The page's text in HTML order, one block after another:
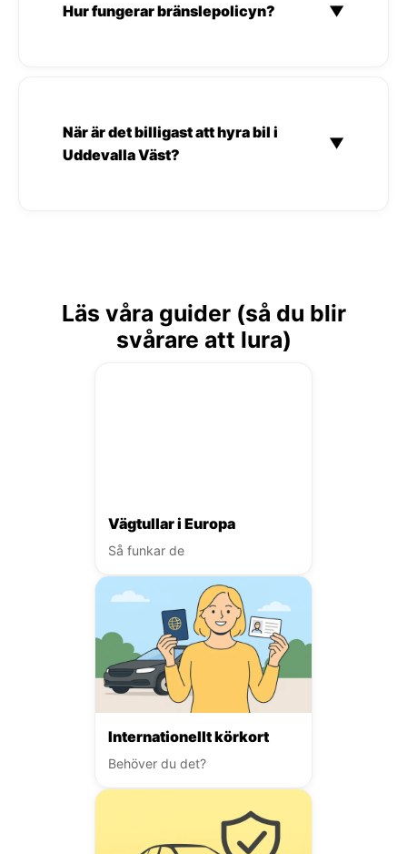
Hur fungerar bränslepolicyn? ▼
När är det billigast att hyra bil i
Uddevalla Väst?
▼
Läs våra guider (så du blir
svårare att lura)
Vägtullar i Europa
Så funkar de
Internationellt körkort
Behöver du det?